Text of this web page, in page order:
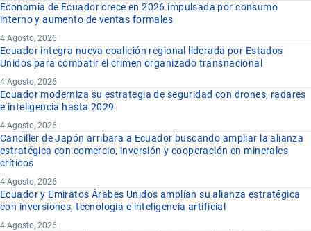
Economía de Ecuador crece en 2026 impulsada por consumo
interno y aumento de ventas formales
4 Agosto, 2026
Ecuador integra nueva coalición regional liderada por Estados
Unidos para combatir el crimen organizado transnacional
4 Agosto, 2026
Ecuador moderniza su estrategia de seguridad con drones, radares
e inteligencia hasta 2029
4 Agosto, 2026
Canciller de Japón arribara a Ecuador buscando ampliar la alianza
estratégica con comercio, inversión y cooperación en minerales
críticos
4 Agosto, 2026
Ecuador y Emiratos Árabes Unidos amplían su alianza estratégica
con inversiones, tecnología e inteligencia artificial
4 Agosto, 2026